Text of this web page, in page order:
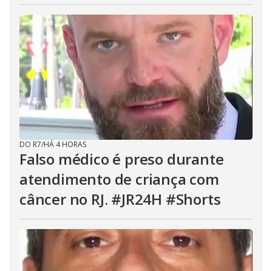
DO R7/HÁ 4 HORAS
Falso médico é preso durante
atendimento de criança com
câncer no RJ. #JR24H #Shorts